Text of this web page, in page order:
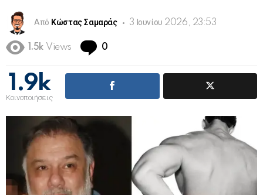
Από Κώστας Σαμαράς 3 Ιουνίου 2026, 23:53
1.5k Views 0
1.9k
Κοινοποιήσεις